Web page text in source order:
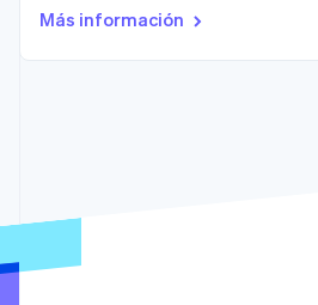
Atlas
Organizaciones sin
Servicios
desarrolladores
Más información